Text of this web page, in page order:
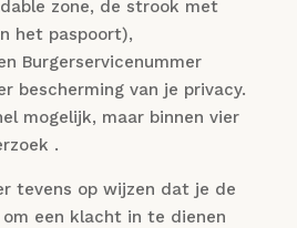
zone, de strook met
het paspoort),
Burgerservicenummer
bescherming van je privacy.
mogelijk, maar binnen vier
.
tevens op wijzen dat je de
een klacht in te dienen